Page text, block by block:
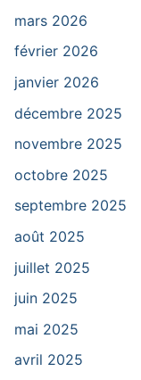
mars 2026
février 2026
janvier 2026
décembre 2025
novembre 2025
octobre 2025
septembre 2025
août 2025
juillet 2025
juin 2025
mai 2025
avril 2025